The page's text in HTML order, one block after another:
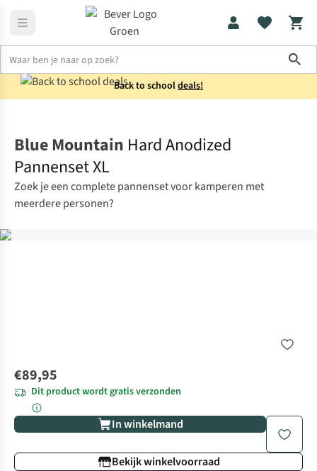
Back to schooldeals!
Blue Mountain Hard Anodized
Pannenset XL
Zoek je een complete pannenset voor kamperen met
meerdere personen?
€89,95
Dit product wordt gratis verzonden
In winkelmand
Bekijk winkelvoorraad